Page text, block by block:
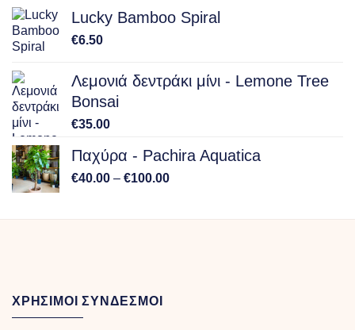
€15.00
through
Lucky Bamboo Spiral
€6.50
Λεμονιά δεντράκι μίνι - Lemone Tree
Bonsai
€35.00
Παχύρα - Pachira Aquatica
€40.00 – €100.00Price
ΧΡΗΣΙΜΟΙ ΣΥΝΔΕΣΜΟΙ